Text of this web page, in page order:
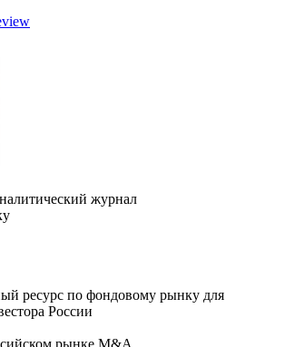
журнал
ресурс по фондовому рынку для
России